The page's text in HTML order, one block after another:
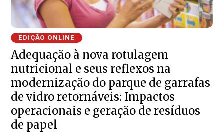
EDIÇÃO ONLINE
Adequação à nova rotulagem
nutricional e seus reflexos na
modernização do parque de garrafas
de vidro retornáveis: Impactos
operacionais e geração de resíduos
de papel